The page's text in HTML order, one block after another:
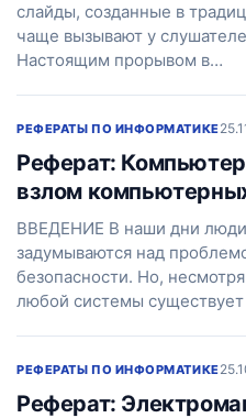
слайды, созданные в
чаще вызывают у
Настоящим прорывом в…
РЕФЕРАТЫ ПО ИНФОРМАТИКЕ
Реферат:
взлом
ВВЕДЕНИЕ В наши дни
задумываются над
безопасности. Но,
любой системы
РЕФЕРАТЫ ПО ИНФОРМАТИКЕ
Реферат: